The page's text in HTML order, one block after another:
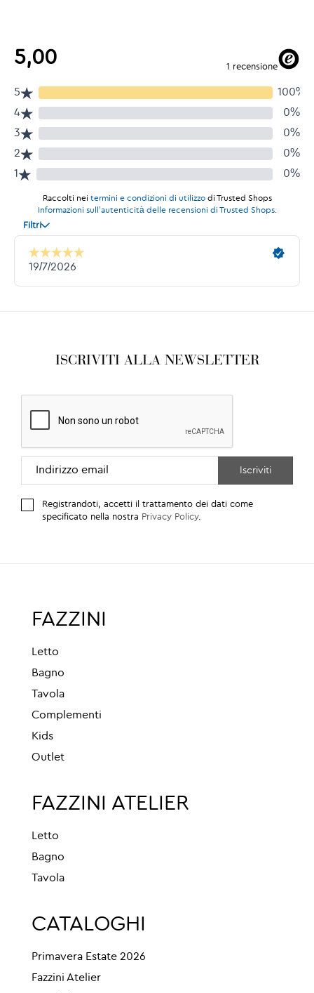
ISCRIVITI ALLA NEWSLETTER
Registrandoti, accetti il trattamento dei dati come
specificato nella nostra Privacy Policy.
FAZZINI
Letto
Bagno
Tavola
Complementi
Kids
Outlet
FAZZINI ATELIER
Letto
Bagno
Tavola
CATALOGHI
Primavera Estate 2026
Fazzini Atelier